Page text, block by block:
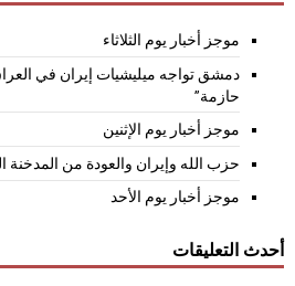
موجز أخبار يوم الثلاثاء
دمشق تواجه ميليشيات إيران في
حازمة”
موجز أخبار يوم الإثنين
حزب الله وإيران والعودة من المدخنة
موجز أخبار يوم الأحد
أحدث التعليقات